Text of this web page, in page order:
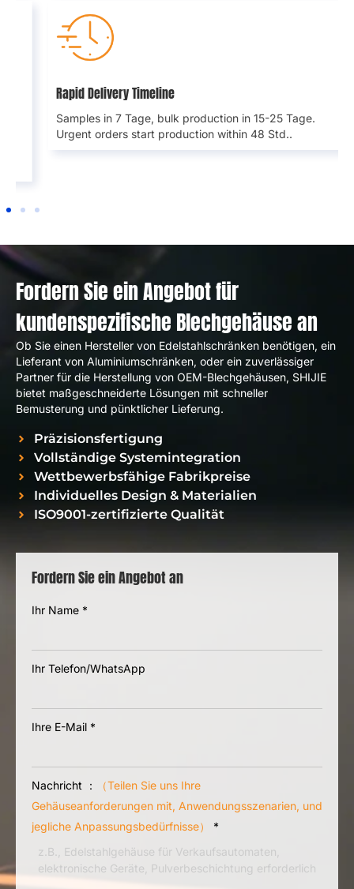
Schnelle Lieferzeiten
Fordern Sie ein Angebot für
kundenspezifische Blechgehäuse an
Ob Sie einen Hersteller von Edelstahlschränken benötigen, ein
Lieferant von Aluminiumschränken, oder ein zuverlässiger
Partner für die Herstellung von OEM-Blechgehäusen, SHIJIE
bietet maßgeschneiderte Lösungen mit schneller
Bemusterung und pünktlicher Lieferung.
Präzisionsfertigung
Vollständige Systemintegration
Wettbewerbsfähige Fabrikpreise
ISO9001-zertifizierte Qualität
Fordern Sie ein Angebot an
Ihr Name *
Ihr Telefon/WhatsApp
Ihre E-Mail *
Nachricht ：（Teilen Sie uns Ihre
jegliche Anpassungsbedürfnisse） *